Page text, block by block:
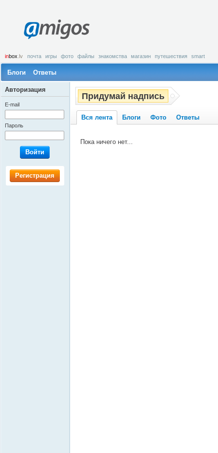
amigos
inbox .lv почта игры фото файлы знакомства магазин путешествия smart
Блоги Ответы
Придумай надпись
Вся лента Блоги Фото Ответы
Пока ничего нет...
Авторизация
E-mail
Пароль
Войти
Регистрация